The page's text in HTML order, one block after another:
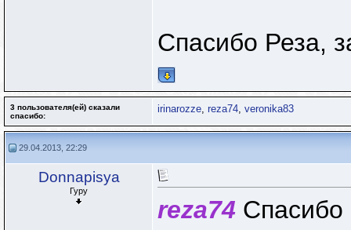
Спасибо Реза,
3 пользователя(ей) сказали
cпасибо:
irinarozze, reza74, veronika83
29.04.2013, 22:29
Donnapisya
Гуру
reza74